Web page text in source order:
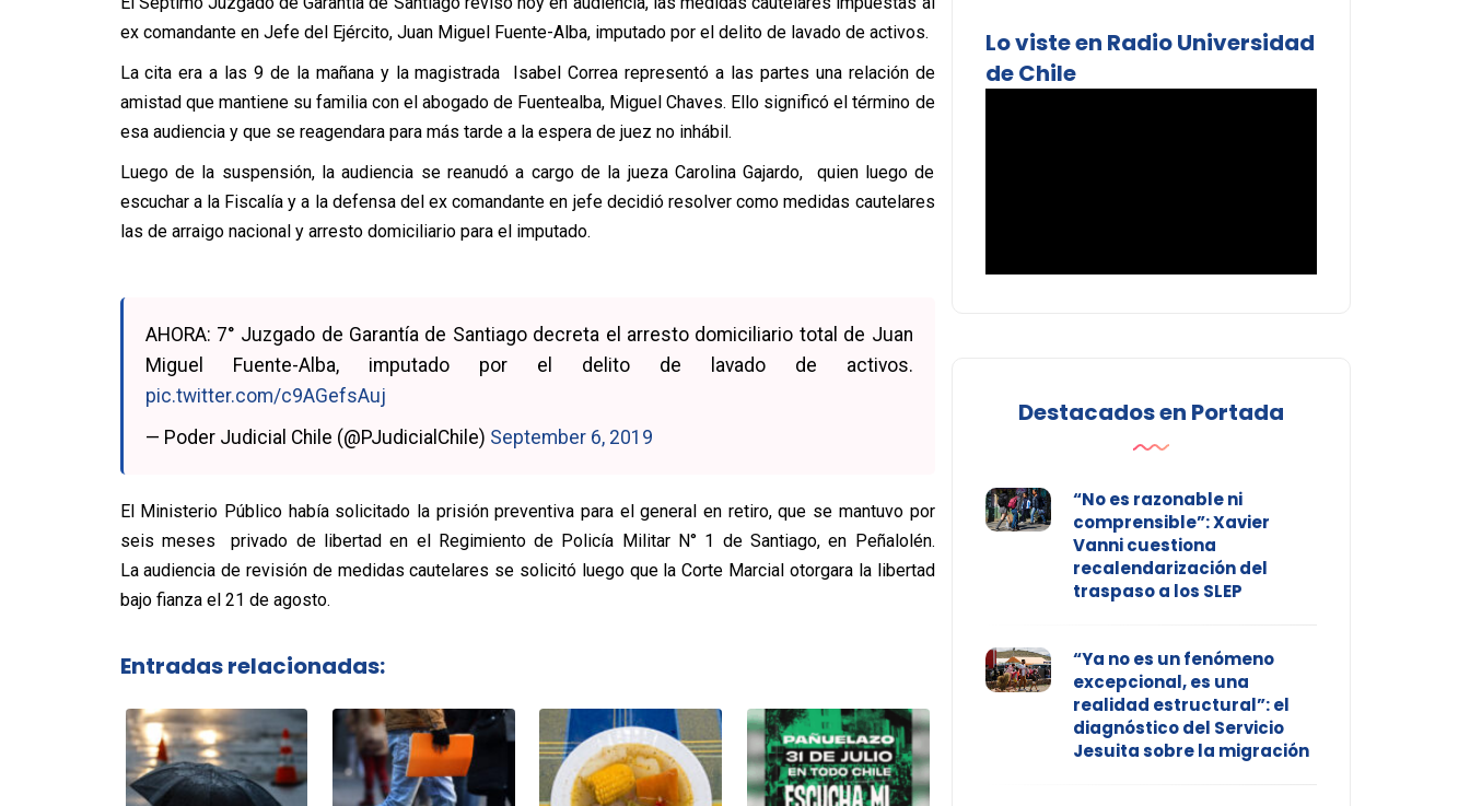
ex comandante en Jefe del Ejército, Juan Miguel Fuente-Alba, imputado por el delito de lavado de activos.
La cita era a las 9 de la mañana y la magistrada Isabel Correa representó a las partes una relación de
amistad que mantiene su familia con el abogado de Fuentealba, Miguel Chaves. Ello significó el término de
esa audiencia y que se reagendara para más tarde a la espera de juez no inhábil.
Luego de la suspensión, la audiencia se reanudó a cargo de la jueza Carolina Gajardo, quien luego de
escuchar a la Fiscalía y a la defensa del ex comandante en jefe decidió resolver como medidas cautelares
las de arraigo nacional y arresto domiciliario para el imputado.
AHORA: 7° Juzgado de Garantía de Santiago decreta el arresto domiciliario total de Juan
Miguel Fuente-Alba, imputado por el delito de lavado de activos.
pic.twitter.com/c9AGefsAuj
— Poder Judicial Chile (@PJudicialChile) September 6, 2019
El Ministerio Público había solicitado la prisión preventiva para el general en retiro, que se mantuvo por
seis meses privado de libertad en el Regimiento de Policía Militar N° 1 de Santiago, en Peñalolén.
La audiencia de revisión de medidas cautelares se solicitó luego que la Corte Marcial otorgara la libertad
bajo fianza el 21 de agosto.
Entradas relacionadas:
Lo viste en Radio Universidad
de Chile
Destacados en Portada
“No es razonable ni
comprensible”: Xavier
Vanni cuestiona
recalendarización del
traspaso a los SLEP
“Ya no es un fenómeno
excepcional, es una
realidad estructural”: el
diagnóstico del Servicio
Jesuita sobre la migración